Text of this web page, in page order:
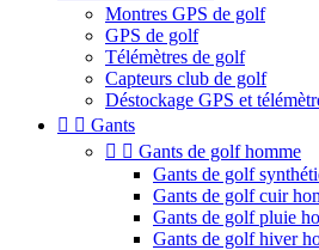
Montres GPS de golf
GPS de golf
Télémètres de golf
Capteurs club de golf
Déstockage GPS et
  Gants
  Gants de golf homme
Gants de golf
Gants de golf cuir
Gants de golf pluie
Gants de golf hiver